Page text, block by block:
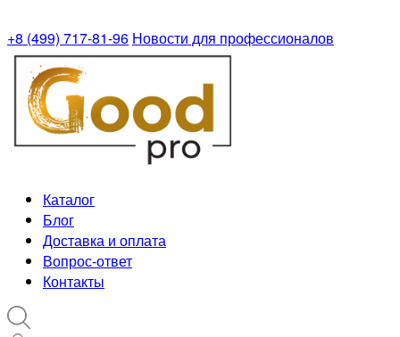
+8 (499) 717-81-96 Новости для профессионалов
Каталог
Блог
Доставка и оплата
Вопрос-ответ
Контакты